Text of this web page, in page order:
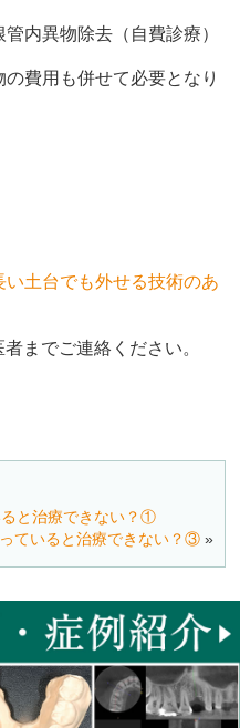
内異物除去（自費診療）
費用も併せて必要となり
土台でも外せる技術のあ
までご連絡ください。
と治療できない？①
ていると治療できない？③»